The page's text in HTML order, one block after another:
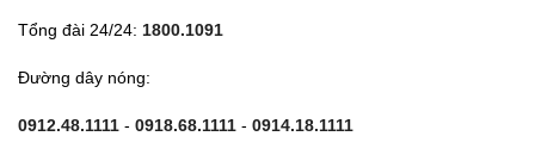
Tổng đài 24/24: 1800.1091
Đường dây nóng:
0912.48.1111 - 0918.68.1111 - 0914.18.1111